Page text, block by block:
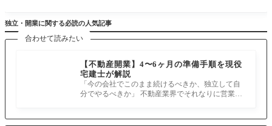
独立・開業に関する必読の人気記事
合わせて読みたい
【不動産開業】4〜6ヶ月の準備手順を現役
宅建士が解説
「今の会社でこのまま続けるべきか、独立して自
分でやるべきか」 不動産業界でそれなりに営業を